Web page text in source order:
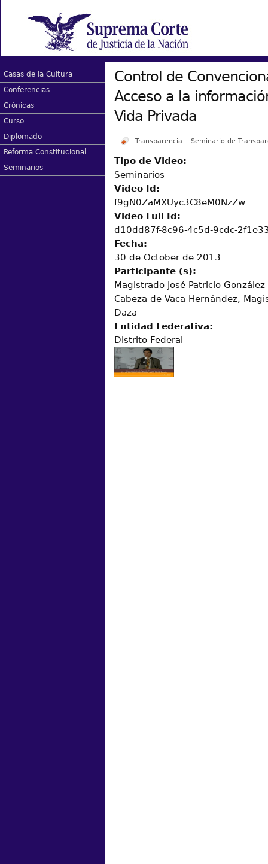
Casas de la Cultura
Conferencias
Crónicas
Curso
Diplomado
Reforma Constitucional
Seminarios
Control de
Acceso a la
Vida Privada
Transparencia Seminario de
Tipo de Video:
Seminarios
Video Id:
f9gN0ZaMXUyc3C8eM0NzZw
Video Full Id:
d10dd87f-8c96-4c5d-9cdc-
Fecha:
30 de October de 2013
Participante (s):
Magistrado José Patricio
Cabeza de Vaca Hernández,
Daza
Entidad Federativa:
Distrito Federal